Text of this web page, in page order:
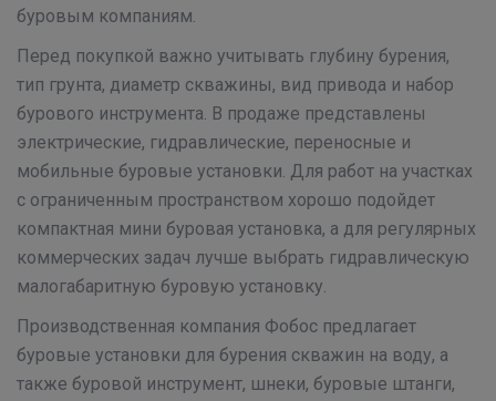
буровым компаниям.
Перед покупкой важно учитывать глубину бурения,
тип грунта, диаметр скважины, вид привода и набор
бурового инструмента. В продаже представлены
электрические, гидравлические, переносные и
мобильные буровые установки. Для работ на участках
с ограниченным пространством хорошо подойдет
компактная мини буровая установка, а для регулярных
коммерческих задач лучше выбрать гидравлическую
малогабаритную буровую установку.
Производственная компания Фобос предлагает
буровые установки для бурения скважин на воду, а
также буровой инструмент, шнеки, буровые штанги,